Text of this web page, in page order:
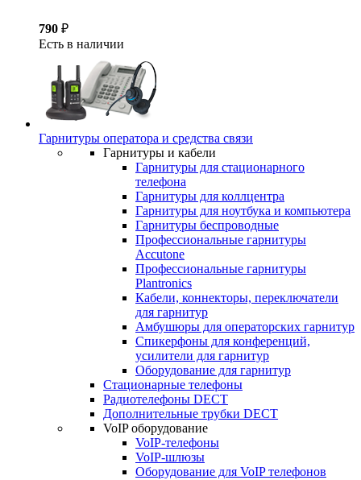
790 ₽
Есть в наличии
Гарнитуры оператора и средства связи
Гарнитуры и кабели
Гарнитуры для стационарного
телефона
Гарнитуры для коллцентра
Гарнитуры для ноутбука и компьютера
Гарнитуры беспроводные
Профессиональные гарнитуры
Accutone
Профессиональные гарнитуры
Plantronics
Кабели, коннекторы, переключатели
для гарнитур
Амбушюры для операторских гарнитур
Cпикерфоны для конференций,
усилители для гарнитур
Оборудование для гарнитур
Стационарные телефоны
Радиотелефоны DECT
Дополнительные трубки DECT
VoIP оборудование
VoIP-телефоны
VoIP-шлюзы
Оборудование для VoIP телефонов